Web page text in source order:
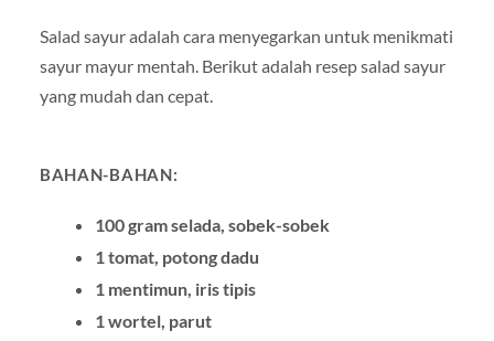
Salad sayur adalah cara menyegarkan untuk menikmati
sayur mayur mentah. Berikut adalah resep salad sayur
yang mudah dan cepat.
BAHAN-BAHAN:
100 gram selada, sobek-sobek
1 tomat, potong dadu
1 mentimun, iris tipis
1 wortel, parut